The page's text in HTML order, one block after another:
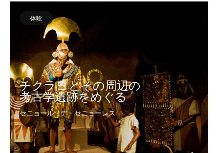
体験
チクラヨとその周辺の
考古学遺跡をめぐる
セニョール・デ・セニョーレス